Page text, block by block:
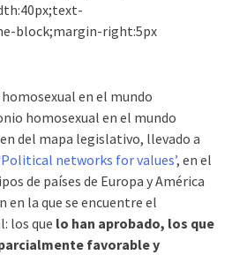
block;margin-right:5px
homosexual en el mundo
del mapa legislativo, llevado a
networks for values’, en el
de países de Europa y América
en la que se encuentre el
los que lo han aprobado, los que
favorable y